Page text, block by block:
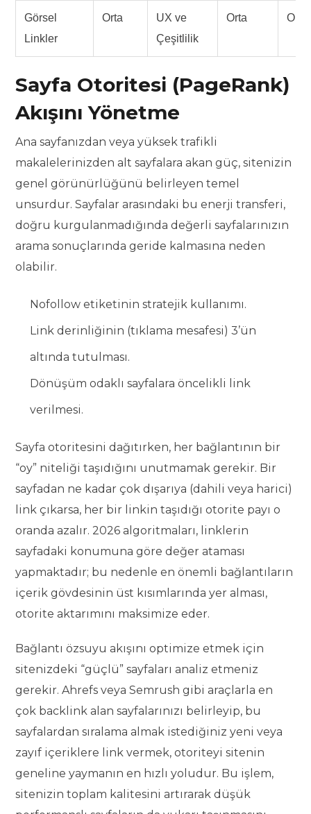
Görsel
Linkler
Orta
UX ve
Çeşitlilik
Orta Orta
Sayfa Otoritesi (PageRank)
Akışını Yönetme
Ana sayfanızdan veya yüksek trafikli
makalelerinizden alt sayfalara akan güç, sitenizin
genel görünürlüğünü belirleyen temel
unsurdur. Sayfalar arasındaki bu enerji transferi,
doğru kurgulanmadığında değerli sayfalarınızın
arama sonuçlarında geride kalmasına neden
olabilir.
Nofollow etiketinin stratejik kullanımı.
Link derinliğinin (tıklama mesafesi) 3’ün
altında tutulması.
Dönüşüm odaklı sayfalara öncelikli link
verilmesi.
Sayfa otoritesini dağıtırken, her bağlantının bir
“oy” niteliği taşıdığını unutmamak gerekir. Bir
sayfadan ne kadar çok dışarıya (dahili veya harici)
link çıkarsa, her bir linkin taşıdığı otorite payı o
oranda azalır. 2026 algoritmaları, linklerin
sayfadaki konumuna göre değer ataması
yapmaktadır; bu nedenle en önemli bağlantıların
içerik gövdesinin üst kısımlarında yer alması,
otorite aktarımını maksimize eder.
Bağlantı özsuyu akışını optimize etmek için
sitenizdeki “güçlü” sayfaları analiz etmeniz
gerekir. Ahrefs veya Semrush gibi araçlarla en
çok backlink alan sayfalarınızı belirleyip, bu
sayfalardan sıralama almak istediğiniz yeni veya
zayıf içeriklere link vermek, otoriteyi sitenin
geneline yaymanın en hızlı yoludur. Bu işlem,
sitenizin toplam kalitesini artırarak düşük